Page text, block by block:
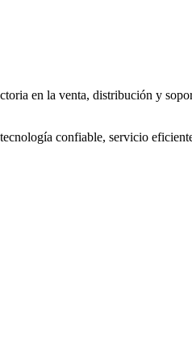
en la venta, distribución y
confiable, servicio